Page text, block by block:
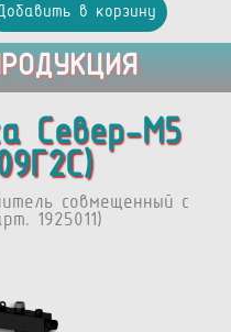
в корзину
Север-М5
совмещенный с
1925011)